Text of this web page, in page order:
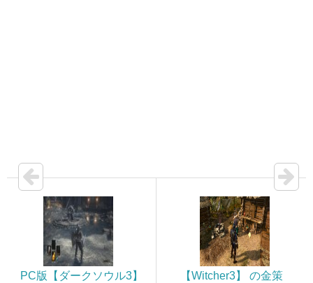
PC版【ダークソウル3】
【Witcher3】 の金策